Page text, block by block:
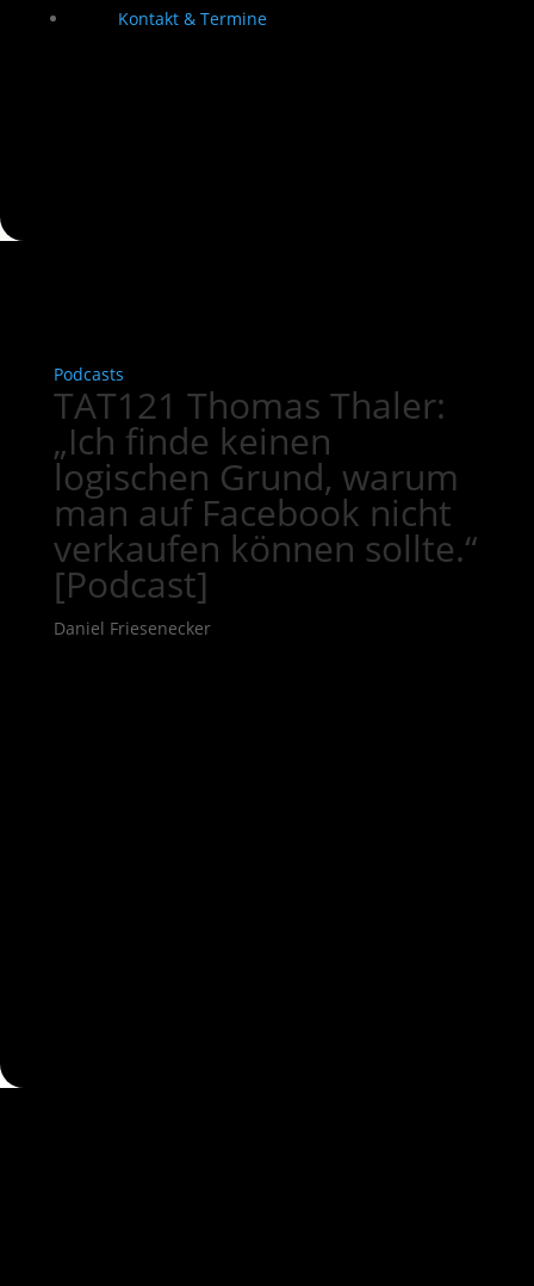
Kontakt & Termine
Podcasts
TAT121 Thomas Thaler:
„Ich finde keinen
logischen Grund, warum
man auf Facebook nicht
verkaufen können sollte.“
[Podcast]
Daniel Friesenecker